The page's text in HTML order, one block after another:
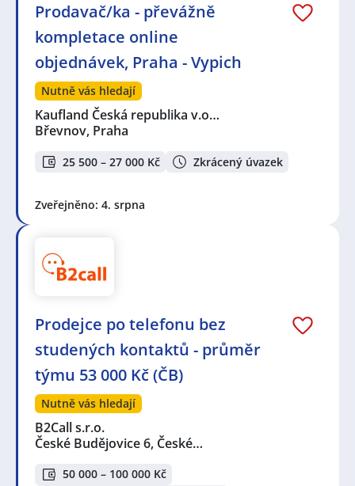
Prodavač/ka - převážně
kompletace online
objednávek, Praha - Vypich
Nutně vás hledají
Kaufland Česká republika v.o…
Břevnov, Praha
25 500 – 27 000 Kč Zkrácený úvazek
Zveřejněno: 4. srpna
Prodejce po telefonu bez
studených kontaktů - průměr
týmu 53 000 Kč (ČB)
Nutně vás hledají
B2Call s.r.o.
České Budějovice 6, České…
50 000 – 100 000 Kč